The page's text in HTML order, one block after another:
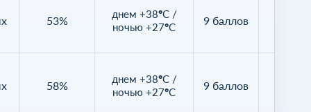
53%
днем +38°C /
ночью +27°C
9 баллов
58%
днем +38°C /
ночью +27°C
9 баллов